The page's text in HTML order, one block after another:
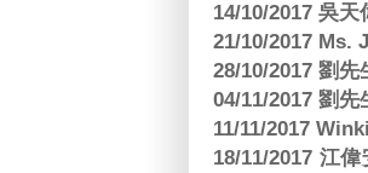
14/10/2017 吳
21/10/2017 Ms.
28/10/2017 劉
04/11/2017 劉
11/11/2017
18/11/2017 江